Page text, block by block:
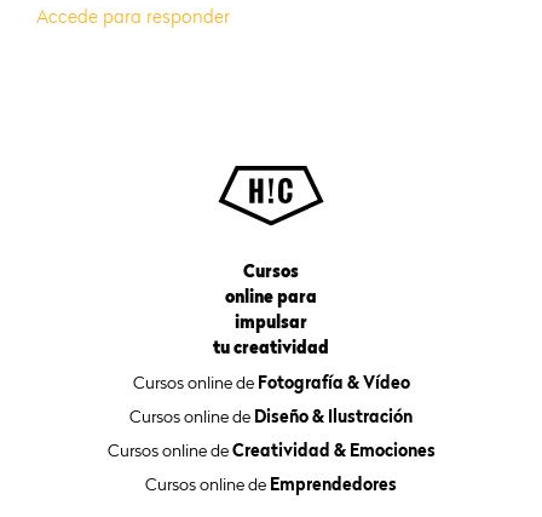
Accede para responder
Cursos
online para
impulsar
tu creatividad
Cursos online de Fotografía & Vídeo
Cursos online de Diseño & Ilustración
Cursos online de Creatividad & Emociones
Cursos online de Emprendedores